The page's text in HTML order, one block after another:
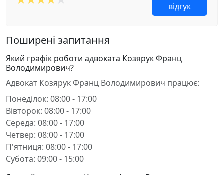
відгук
Поширені запитання
Який графік роботи адвоката Козярук Франц
Володимирович?
Адвокат Козярук Франц Володимирович працює:
Понеділок: 08:00 - 17:00
Вівторок: 08:00 - 17:00
Середа: 08:00 - 17:00
Четвер: 08:00 - 17:00
П'ятниця: 08:00 - 17:00
Субота: 09:00 - 15:00